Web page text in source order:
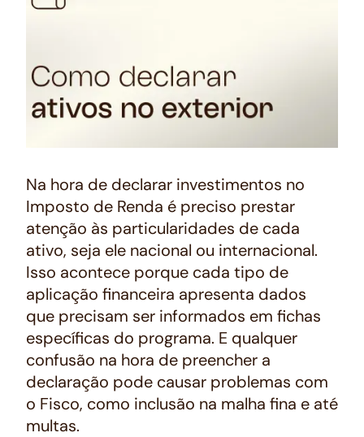
Na hora de declarar investimentos no
Imposto de Renda é preciso prestar
atenção às particularidades de cada
ativo, seja ele nacional ou internacional.
Isso acontece porque cada tipo de
aplicação financeira apresenta dados
que precisam ser informados em fichas
específicas do programa. E qualquer
confusão na hora de preencher a
declaração pode causar problemas com
o Fisco, como inclusão na malha fina e até
multas.